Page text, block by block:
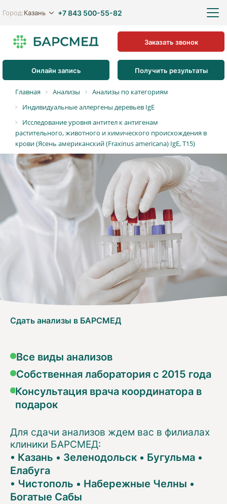
Город:Казань +7 843 500-55-82
Онлайн запись Получить результаты
Заказать звонок
Главная Анализы
Анализы по категориям
Индивидуальные аллергены деревьев IgE
Исследование уровня антител к антигенам
растительного, животного и химического происхождения в
крови (Ясень американский (Fraxinus americana) IgE, T15)
Сдать анализы в БАРСМЕД
Все виды анализов
Собственная лаборатория с 2015 года
Консультация врача координатора в
подарок
Для сдачи анализов ждем вас в филиалах
клиники БАРСМЕД:
• Казань • Зеленодольск • Бугульма •
Елабуга
• Чистополь • Набережные Челны •
Богатые Сабы